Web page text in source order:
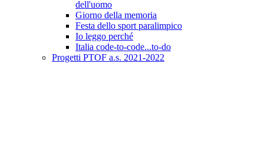
dell'uomo
Giorno della memoria
Festa dello sport paralimpico
Io leggo perché
Italia code-to-code...to-do
Progetti PTOF a.s. 2021-2022